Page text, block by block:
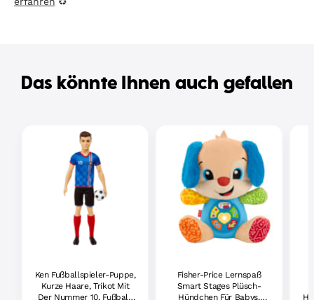
Das könnte Ihnen auch gefallen
Ken Fußballspieler-Puppe,
Kurze Haare, Trikot Mit
Der Nummer 10, Fußball,
Fisher-Price Lernspaß
Smart Stages Plüsch-
Hündchen Für Babys,